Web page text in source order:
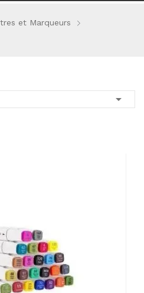
et Marqueurs
